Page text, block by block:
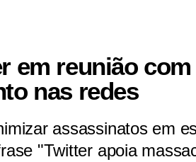
em reunião
nas redes
assassinatos em
"Twitter apoia